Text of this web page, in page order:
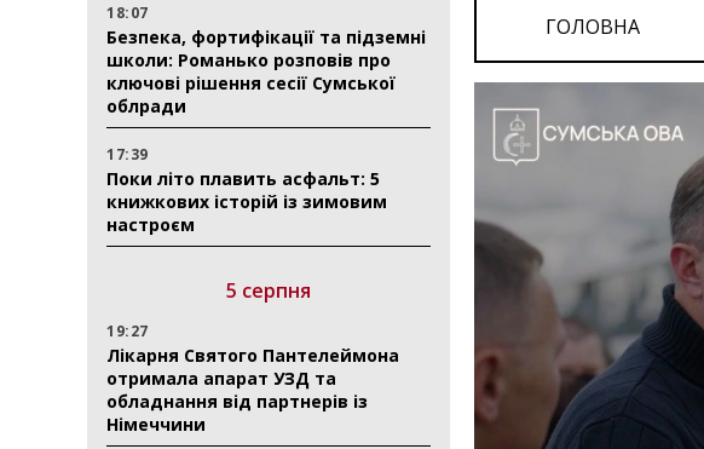
ГОЛОВНА
18:07
Безпека, фортифікації та підземні
школи: Романько розповів про
ключові рішення сесії Сумської
облради
17:39
Поки літо плавить асфальт: 5
книжкових історій із зимовим
настроєм
5 серпня
19:27
Лікарня Святого Пантелеймона
отримала апарат УЗД та
обладнання від партнерів із
Німеччини